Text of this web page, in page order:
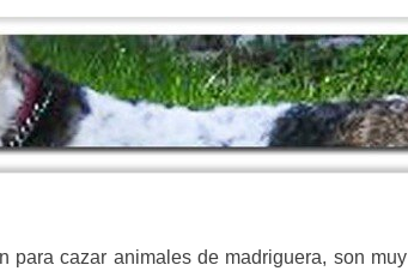
para cazar animales de madriguera, son muy